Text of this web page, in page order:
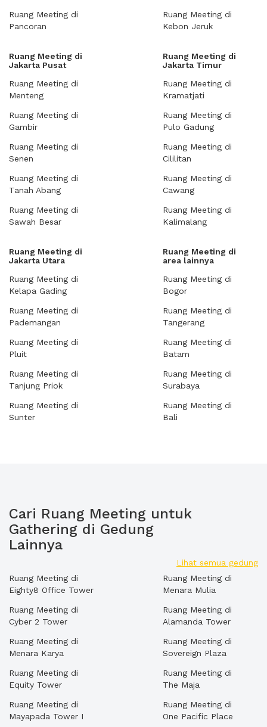
Ruang Meeting di
Pancoran
Ruang Meeting di
Kebon Jeruk
Ruang Meeting di
Jakarta Pusat
Ruang Meeting di
Menteng
Ruang Meeting di
Gambir
Ruang Meeting di
Senen
Ruang Meeting di
Tanah Abang
Ruang Meeting di
Sawah Besar
Ruang Meeting di
Jakarta Timur
Ruang Meeting di
Kramatjati
Ruang Meeting di
Pulo Gadung
Ruang Meeting di
Cililitan
Ruang Meeting di
Cawang
Ruang Meeting di
Kalimalang
Ruang Meeting di
Jakarta Utara
Ruang Meeting di
Kelapa Gading
Ruang Meeting di
Pademangan
Ruang Meeting di
Pluit
Ruang Meeting di
Tanjung Priok
Ruang Meeting di
Sunter
Ruang Meeting di
area lainnya
Ruang Meeting di
Bogor
Ruang Meeting di
Tangerang
Ruang Meeting di
Batam
Ruang Meeting di
Surabaya
Ruang Meeting di
Bali
Cari Ruang Meeting untuk
Gathering di Gedung
Lainnya
Lihat semua gedung
Ruang Meeting di
Eighty8 Office Tower
Ruang Meeting di
Cyber 2 Tower
Ruang Meeting di
Menara Karya
Ruang Meeting di
Equity Tower
Ruang Meeting di
Mayapada Tower I
Ruang Meeting di
Menara Mulia
Ruang Meeting di
Alamanda Tower
Ruang Meeting di
Sovereign Plaza
Ruang Meeting di
The Maja
Ruang Meeting di
One Pacific Place